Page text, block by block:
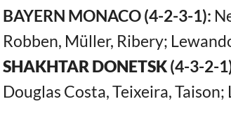
BAYERN MONACO (4-2-3-1):
Robben, Müller, Ribery;
SHAKHTAR DONETSK(4-3-2-
Douglas Costa, Teixeira,